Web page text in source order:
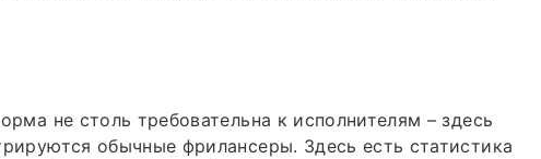
не столь требовательна к исполнителям – здесь
обычные фрилансеры. Здесь есть статистика